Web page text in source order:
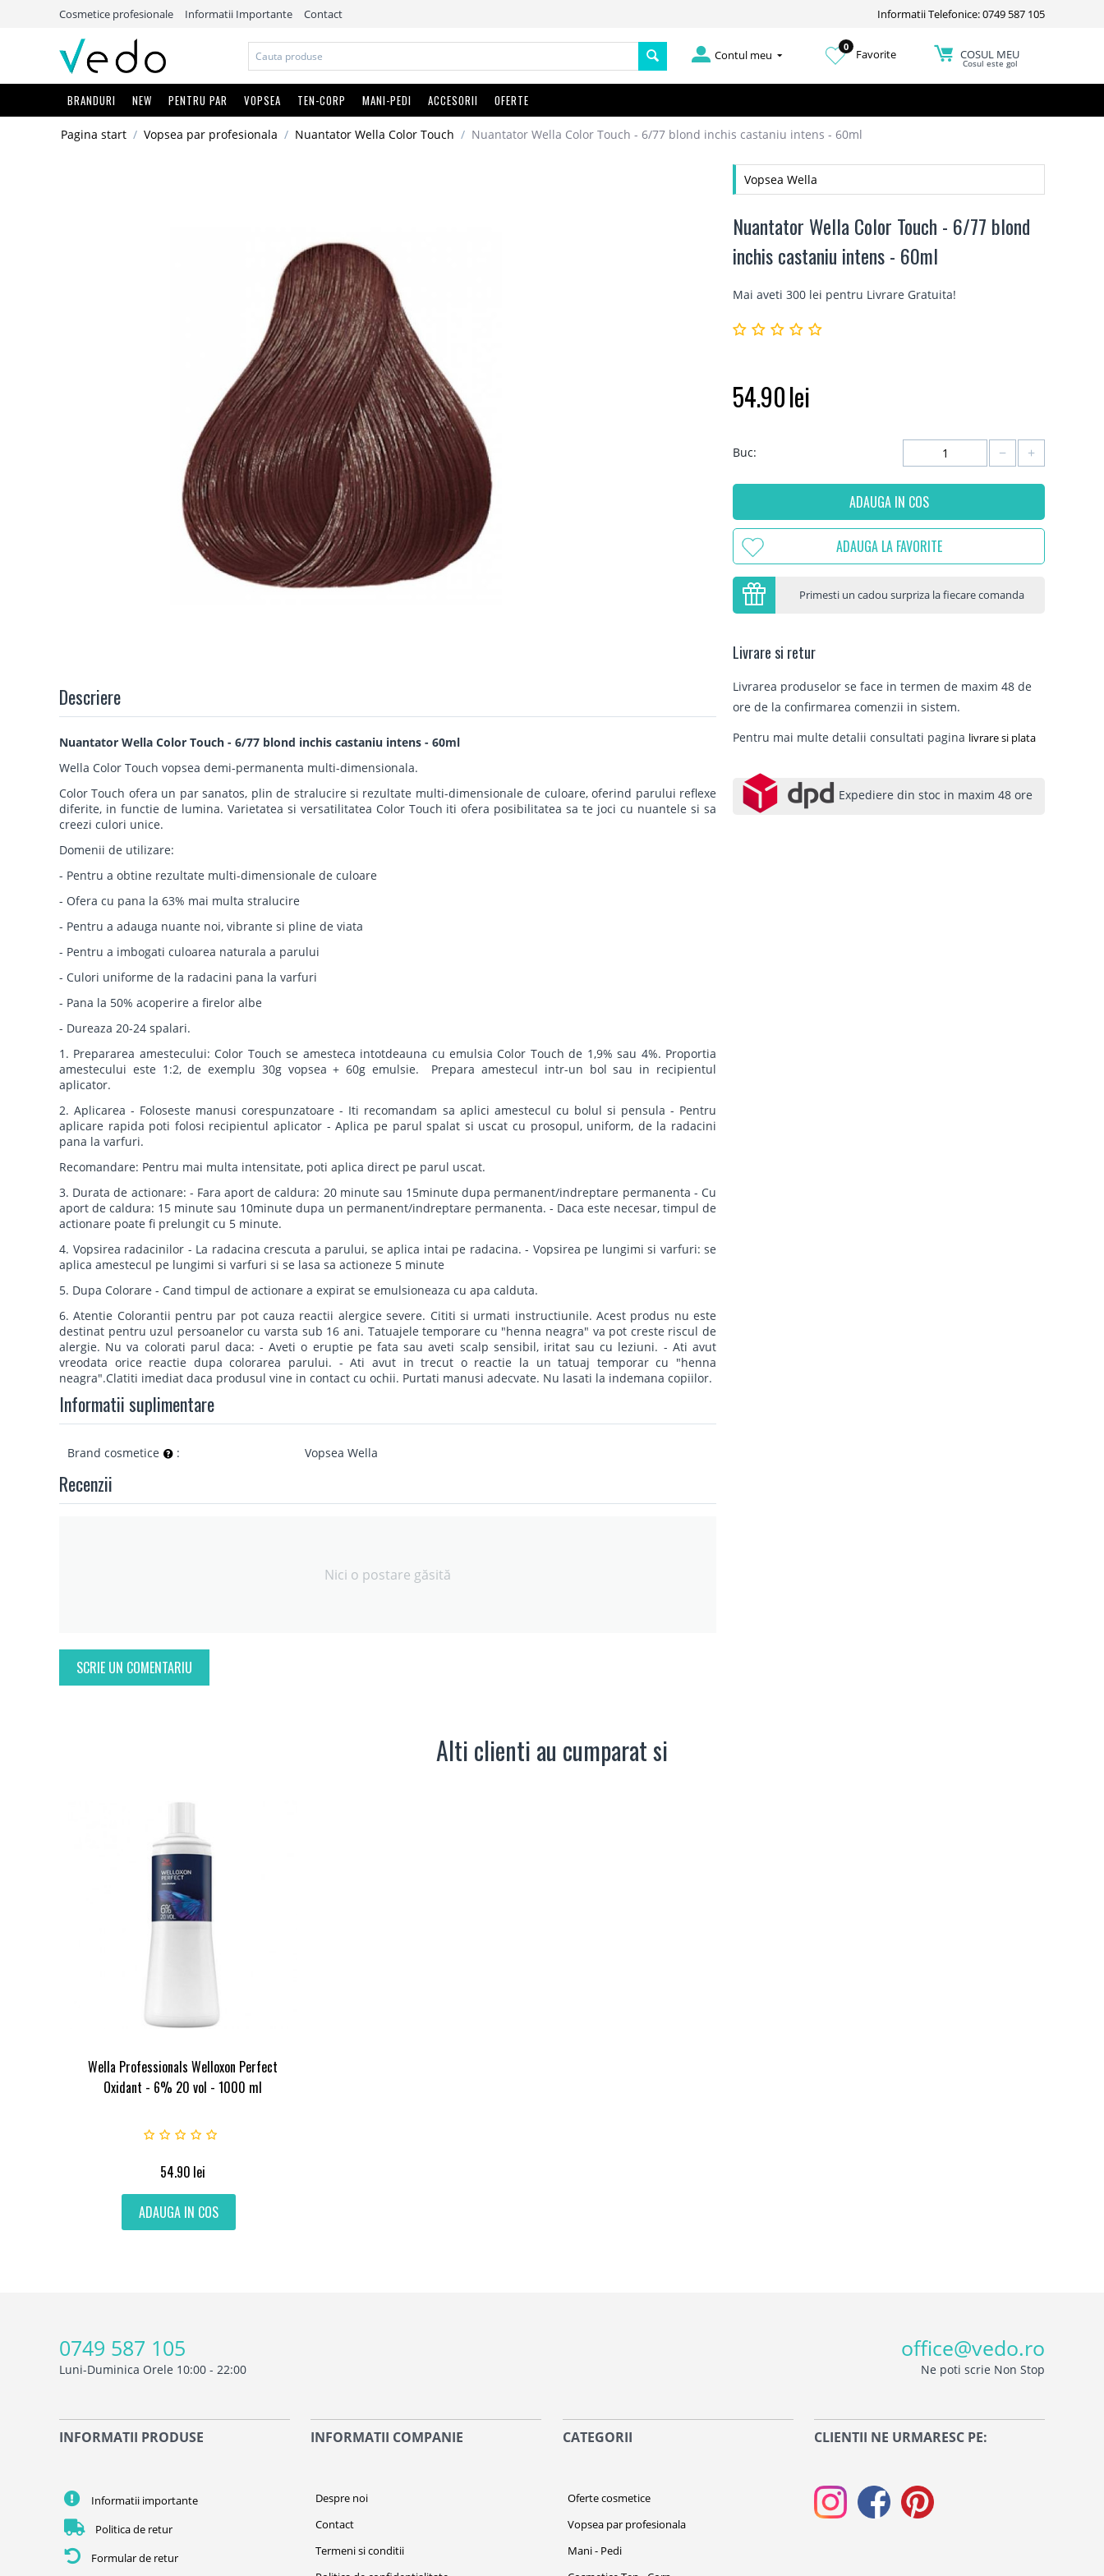
Cosmetice profesionale Informatii Importante Contact Informatii Telefonice: 0749 587 105
Contul meu
0
Favorite COSUL MEU
Cosul este gol
BRANDURI NEW PENTRU PAR VOPSEA TEN-CORP MANI-PEDI ACCESORII OFERTE
Pagina start / Vopsea par profesionala / Nuantator Wella Color Touch / Nuantator Wella Color Touch - 6/77 blond inchis castaniu intens - 60ml
Descriere
Nuantator Wella Color Touch - 6/77 blond inchis castaniu intens - 60ml
Wella Color Touch vopsea demi-permanenta multi-dimensionala.
Color Touch ofera un par sanatos, plin de stralucire si rezultate multi-dimensionale de culoare, oferind parului reflexe
diferite, in functie de lumina. Varietatea si versatilitatea Color Touch iti ofera posibilitatea sa te joci cu nuantele si sa
creezi culori unice.
Domenii de utilizare:
- Pentru a obtine rezultate multi-dimensionale de culoare
- Ofera cu pana la 63% mai multa stralucire
- Pentru a adauga nuante noi, vibrante si pline de viata
- Pentru a imbogati culoarea naturala a parului
- Culori uniforme de la radacini pana la varfuri
- Pana la 50% acoperire a firelor albe
- Dureaza 20-24 spalari.
1. Prepararea amestecului: Color Touch se amesteca intotdeauna cu emulsia Color Touch de 1,9% sau 4%. Proportia
amestecului este 1:2, de exemplu 30g vopsea + 60g emulsie. Prepara amestecul intr-un bol sau in recipientul
aplicator.
2. Aplicarea - Foloseste manusi corespunzatoare - Iti recomandam sa aplici amestecul cu bolul si pensula - Pentru
aplicare rapida poti folosi recipientul aplicator - Aplica pe parul spalat si uscat cu prosopul, uniform, de la radacini
pana la varfuri.
Recomandare: Pentru mai multa intensitate, poti aplica direct pe parul uscat.
3. Durata de actionare: - Fara aport de caldura: 20 minute sau 15minute dupa permanent/indreptare permanenta - Cu
aport de caldura: 15 minute sau 10minute dupa un permanent/indreptare permanenta. - Daca este necesar, timpul de
actionare poate fi prelungit cu 5 minute.
4. Vopsirea radacinilor - La radacina crescuta a parului, se aplica intai pe radacina. - Vopsirea pe lungimi si varfuri: se
aplica amestecul pe lungimi si varfuri si se lasa sa actioneze 5 minute
5. Dupa Colorare - Cand timpul de actionare a expirat se emulsioneaza cu apa calduta.
6. Atentie Colorantii pentru par pot cauza reactii alergice severe. Cititi si urmati instructiunile. Acest produs nu este
destinat pentru uzul persoanelor cu varsta sub 16 ani. Tatuajele temporare cu "henna neagra" va pot creste riscul de
alergie. Nu va colorati parul daca: - Aveti o eruptie pe fata sau aveti scalp sensibil, iritat sau cu leziuni. - Ati avut
vreodata orice reactie dupa colorarea parului. - Ati avut in trecut o reactie la un tatuaj temporar cu "henna
neagra".Clatiti imediat daca produsul vine in contact cu ochii. Purtati manusi adecvate. Nu lasati la indemana copiilor.
Informatii suplimentare
Brand cosmetice : Vopsea Wella
Recenzii
Nici o postare găsită
SCRIE UN COMENTARIU
Vopsea Wella
Nuantator Wella Color Touch - 6/77 blond
inchis castaniu intens - 60ml
Mai aveti 300 lei pentru Livrare Gratuita!
54.90lei
Buc: +
−
ADAUGA IN COS
ADAUGA LA FAVORITE
Primesti un cadou surpriza la fiecare comanda
Livrare si retur
Livrarea produselor se face in termen de maxim 48 de
ore de la confirmarea comenzii in sistem.
Pentru mai multe detalii consultati pagina livrare si plata
Expediere din stoc in maxim 48 ore
Alti clienti au cumparat si
Wella Professionals Welloxon Perfect
Oxidant - 6% 20 vol - 1000 ml
54.90 lei
ADAUGA IN COS
0749 587 105
Luni-Duminica Orele 10:00 - 22:00
office@vedo.ro
Ne poti scrie Non Stop
INFORMATII PRODUSE
Informatii importante
Politica de retur
Formular de retur
INFORMATII COMPANIE
Despre noi
Contact
Termeni si conditii
CATEGORII
Oferte cosmetice
Vopsea par profesionala
Mani - Pedi
CLIENTII NE URMARESC PE: